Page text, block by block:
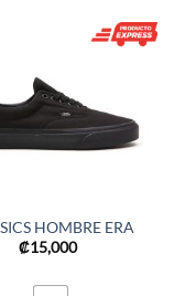
HOMBRE ERA
₡15,000